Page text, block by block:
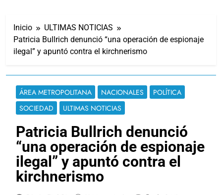
Inicio
ULTIMAS NOTICIAS
Patricia Bullrich denunció “una operación de espionaje
ilegal” y apuntó contra el kirchnerismo
ÁREA METROPOLITANA NACIONALES
POLÍTICA
SOCIEDAD
ULTIMAS NOTICIAS
Patricia Bullrich denunció
“una operación de espionaje
ilegal” y apuntó contra el
kirchnerismo